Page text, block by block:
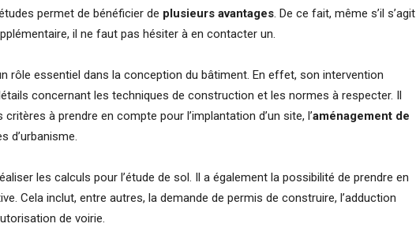
permet de bénéficier de plusieurs avantages. De ce fait, même s’il s’agit
il ne faut pas hésiter à en contacter un.
rôle essentiel dans la conception du bâtiment. En effet, son intervention
concernant les techniques de construction et les normes à respecter. Il
à prendre en compte pour l’implantation d’un site, l’aménagement de
d’urbanisme.
les calculs pour l’étude de sol. Il a également la possibilité de prendre en
Cela inclut, entre autres, la demande de permis de construire, l’adduction
de voirie.